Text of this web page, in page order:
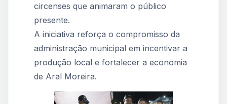
circenses que animaram o público
presente.
A iniciativa reforça o compromisso da
administração municipal em incentivar a
produção local e fortalecer a economia
de Aral Moreira.